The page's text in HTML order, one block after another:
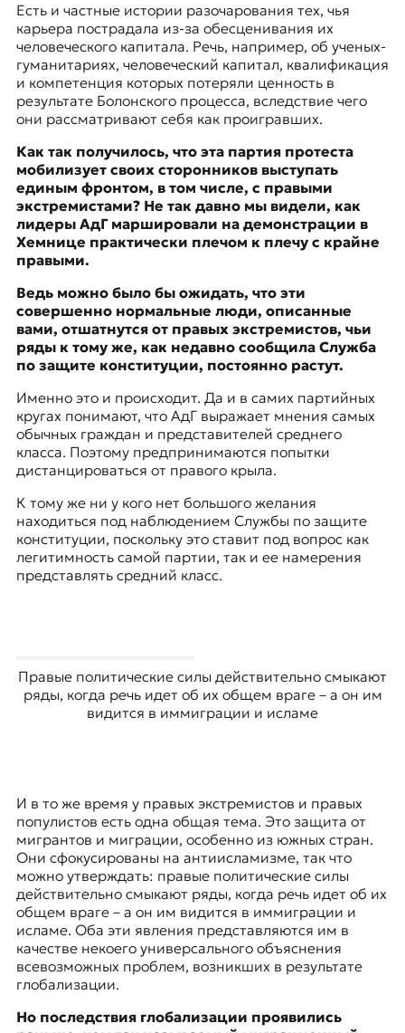
Есть и частные истории разочарования тех, чья
карьера пострадала из-за обесценивания их
человеческого капитала. Речь, например, об ученых-
гуманитариях, человеческий капитал, квалификация
и компетенция которых потеряли ценность в
результате Болонского процесса, вследствие чего
они рассматривают себя как проигравших.
Как так получилось, что эта партия протеста
мобилизует своих сторонников выступать
единым фронтом, в том числе, с правыми
экстремистами? Не так давно мы видели, как
лидеры АдГ маршировали на демонстрации в
Хемнице практически плечом к плечу с крайне
правыми.
Ведь можно было бы ожидать, что эти
совершенно нормальные люди, описанные
вами, отшатнутся от правых экстремистов, чьи
ряды к тому же, как недавно сообщила Служба
по защите конституции, постоянно растут.
Именно это и происходит. Да и в самих партийных
кругах понимают, что АдГ выражает мнения самых
обычных граждан и представителей среднего
класса. Поэтому предпринимаются попытки
дистанцироваться от правого крыла.
К тому же ни у кого нет большого желания
находиться под наблюдением Службы по защите
конституции, поскольку это ставит под вопрос как
легитимность самой партии, так и ее намерения
представлять средний класс.
Правые политические силы действительно смыкают
ряды, когда речь идет об их общем враге – а он им
видится в иммиграции и исламе
И в то же время у правых экстремистов и правых
популистов есть одна общая тема. Это защита от
мигрантов и миграции, особенно из южных стран.
Они сфокусированы на антиисламизме, так что
можно утверждать: правые политические силы
действительно смыкают ряды, когда речь идет об их
общем враге – а он им видится в иммиграции и
исламе. Оба эти явления представляются им в
качестве некоего универсального объяснения
всевозможных проблем, возникших в результате
глобализации.
Но последствия глобализации проявились